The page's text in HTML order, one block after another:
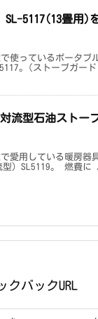
SL-5117(13畳用)
使っているポータブ
。(ストーブガー
流型石油ストー
愛用している暖房器
型）SL5119。 燃費
バックURL